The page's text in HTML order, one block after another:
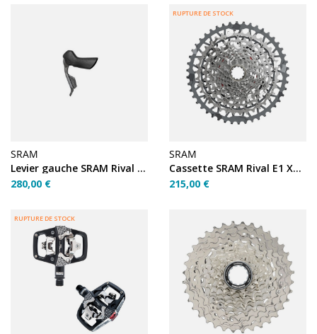
SRAM
Levier gauche SRAM Rival E1 (durite 950 mm)
280,00 €
RUPTURE DE STOCK
SRAM
Cassette SRAM Rival E1 XG-1351 10-46 13V
215,00 €
RUPTURE DE STOCK